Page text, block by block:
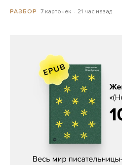
РАЗБОР 7 карточек 21 час назад
Женя Бережная,